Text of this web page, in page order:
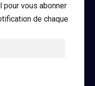
vous abonner
de chaque